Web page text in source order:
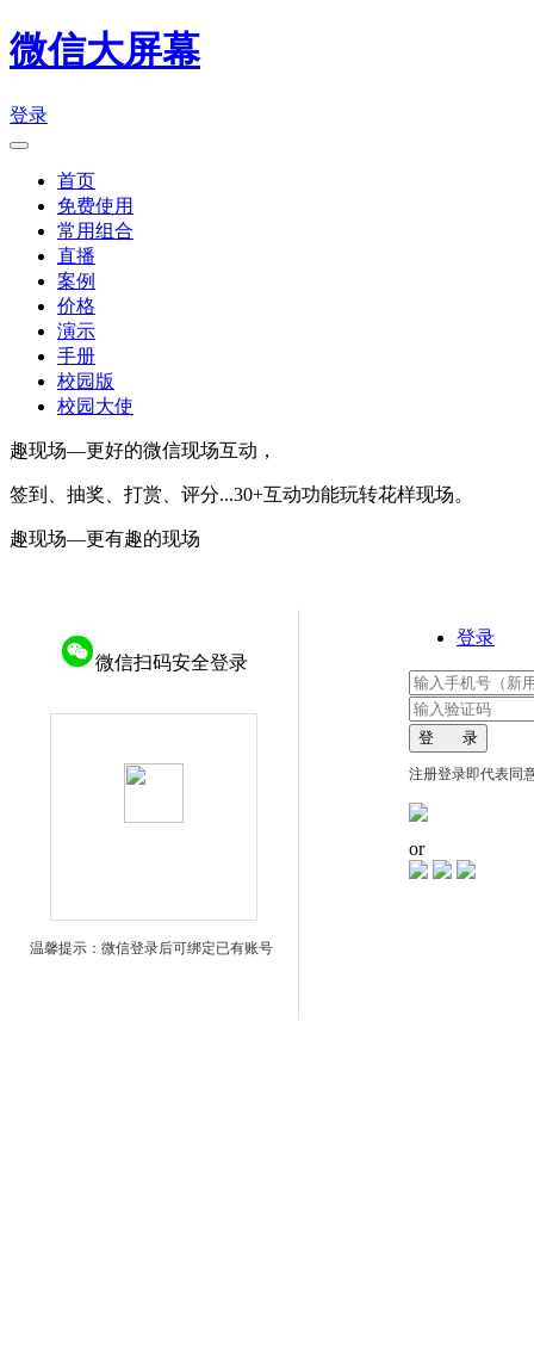
微信大屏幕
登录
首页
免费使用
常用组合
直播
案例
价格
演示
手册
校园版
校园大使
趣现场—更好的微信现场互动，
签到、抽奖、打赏、评分...30+互动功能玩转花样现场。
趣现场—更有趣的现场
微信扫码安全登录
温馨提示：微信登录后可绑定已有账号
登录
登 录
注册登录即代表同
or